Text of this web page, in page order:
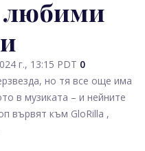
любими
г., 13:15 PDT 0
но тя все още има
в музиката – и нейните
вървят към GloRilla ,